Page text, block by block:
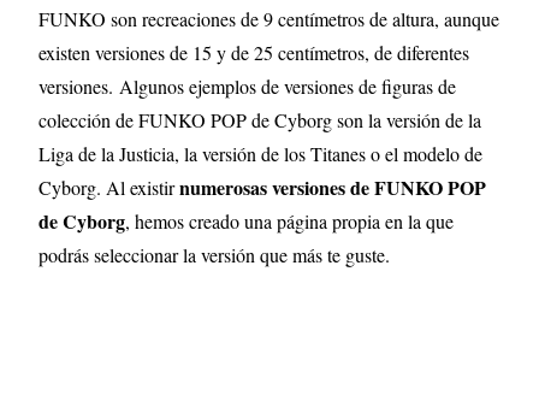
FUNKO son recreaciones de 9 centímetros de altura, aunque
existen versiones de 15 y de 25 centímetros, de diferentes
versiones. Algunos ejemplos de versiones de figuras de
colección de FUNKO POP de Cyborg son la versión de la
Liga de la Justicia, la versión de los Titanes o el modelo de
Cyborg. Al existirnumerosas versiones de FUNKO POP
de Cyborg, hemos creado una página propia en la que
podrás seleccionar la versión que más te guste.